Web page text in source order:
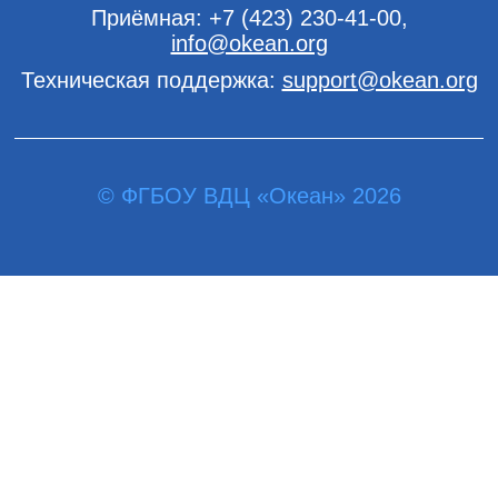
Приёмная: +7 (423) 230-41-00,
info@okean.org
Техническая поддержка: support@okean.org
© ФГБОУ ВДЦ «Океан» 2026